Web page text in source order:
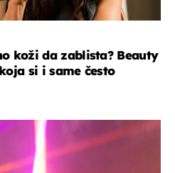
koži da zablista? Beauty
si i same često